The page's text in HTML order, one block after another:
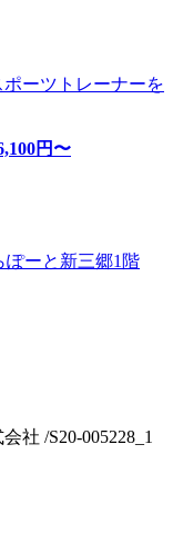
ーツトレーナーを
円〜
ぽーと新三郷1階
社 /S20-005228_1